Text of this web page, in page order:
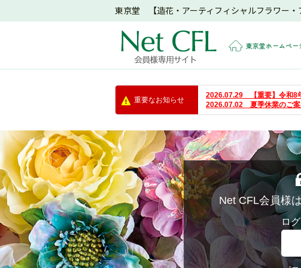
東京堂 【造花・アーティフィシャルフラワー・
東京堂ホームペー
重要なお知らせ
2026.07.29 【重要】令和8
2026.07.02 夏季休業のご
Net CFL会員様
ロ